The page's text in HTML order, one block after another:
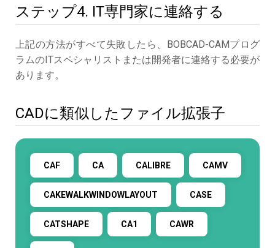
ステップ4. IT専門家に連絡する
上記の方法がすべて失敗したら、BOBCAD-CAMプログ
ラムのITスペシャリストまたは開発者に連絡する必要が
あります。
CADに類似したファイル拡張子
CAF CA CALIBRE CAMV
CAKEWALKWINDOWLAYOUT CASE
CATSHAPE CA1 CAWR